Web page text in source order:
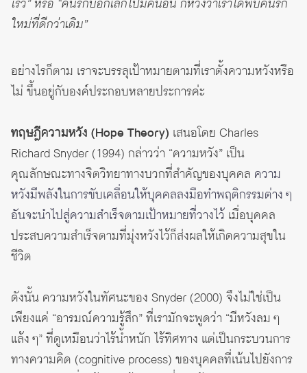
เร็ว” หรือ “คนรักบอกเลิกไปมีคนอื่น ก็หวังว่าเราได้พบคนรัก
ใหม่ที่ดีกว่าเดิม”
อย่างไรก็ตาม เราจะบรรลุเป้าหมายตามที่เราตั้งความหวังหรือ
ไม่ ขึ้นอยู่กับองค์ประกอบหลายประการค่ะ
ทฤษฎีความหวัง (Hope Theory) เสนอโดย Charles
Richard Snyder (1994) กล่าวว่า “ความหวัง” เป็น
คุณลักษณะทางจิตวิทยาทางบวกที่สำคัญของบุคคล ความ
หวังมีพลังในการขับเคลื่อนให้บุคคลลงมือทำพฤติกรรมต่าง ๆ
อันจะนำไปสู่ความสำเร็จตามเป้าหมายที่วางไว้ เมื่อบุคคล
ประสบความสำเร็จตามที่มุ่งหวังไว้ก็ส่งผลให้เกิดความสุขใน
ชีวิต
ดังนั้น ความหวังในทัศนะของ Snyder (2000) จึงไม่ใช่เป็น
เพียงแค่ “อารมณ์ความรู้สึก” ที่เรามักจะพูดว่า “มีหวังลม ๆ
แล้ง ๆ” ที่ดูเหมือนว่าไร้น้ำหนัก ไร้ทิศทาง แต่เป็นกระบวนการ
ทางความคิด (cognitive process) ของบุคคลที่เน้นไปยังการ